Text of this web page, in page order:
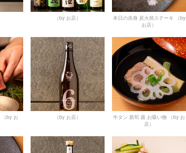
（by お店） 本日の赤身 炭火焼ステーキ
（by
お店）
（by お
（by お店） 牛タン 新筍 蕗 お吸い物 （by お
店）